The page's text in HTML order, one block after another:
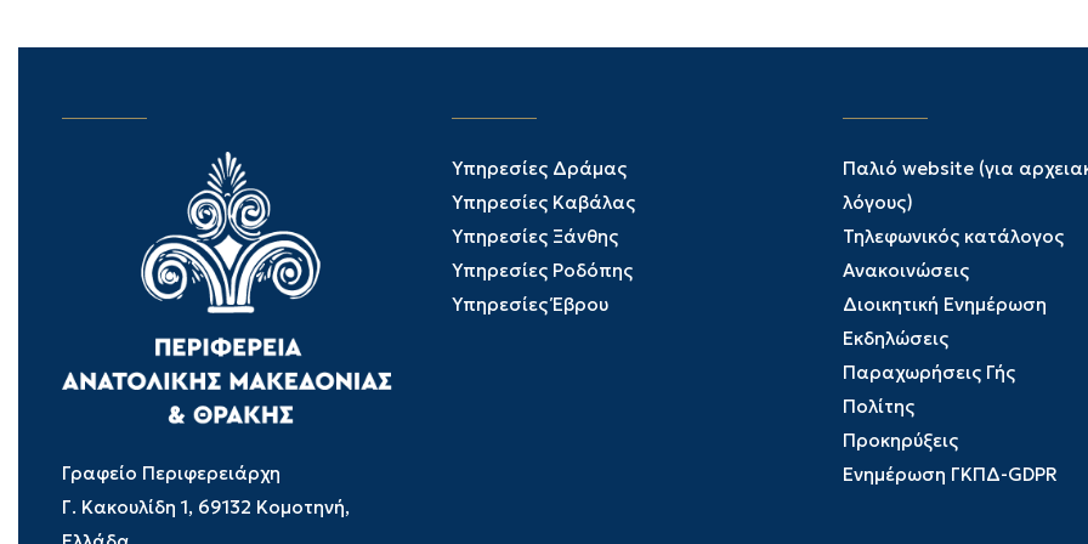
Γραφείο Περιφερειάρχη
Γ. Κακουλίδη 1, 69132 Κομοτηνή,
Υπηρεσίες Δράμας
Υπηρεσίες Καβάλας
Υπηρεσίες Ξάνθης
Υπηρεσίες Ροδόπης
Υπηρεσίες Έβρου
Παλιό website (για
λόγους)
Τηλεφωνικός κατάλογος
Ανακοινώσεις
Διοικητική Ενημέρωση
Εκδηλώσεις
Παραχωρήσεις Γής
Πολίτης
Προκηρύξεις
Ενημέρωση ΓΚΠΔ-GDPR